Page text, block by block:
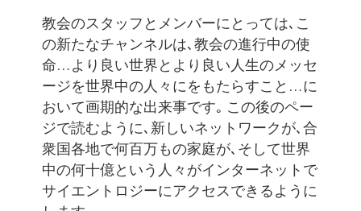
教会のスタッフとメンバーにとっては､こ
の新たなチャンネルは､教会の進行中の使
命…より良い世界とより良い人生のメッセ
ージを世界中の人々にをもたらすこと…に
おいて画期的な出来事です｡ この後のペー
ジで読むように､新しいネットワークが､合
衆国各地で何百万もの家庭が､そして世界
中の何十億という人々がインターネットで
サイエントロジーにアクセスできるように